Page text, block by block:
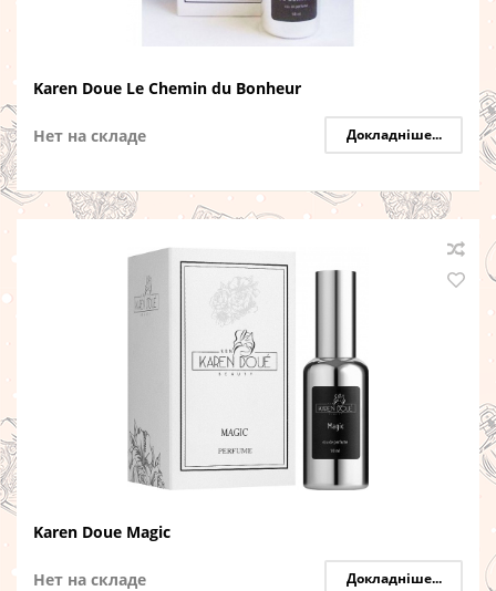
Karen Doue Le Chemin du Bonheur
Нет на складе Докладніше...
Karen Doue Magic
Нет на складе Докладніше...